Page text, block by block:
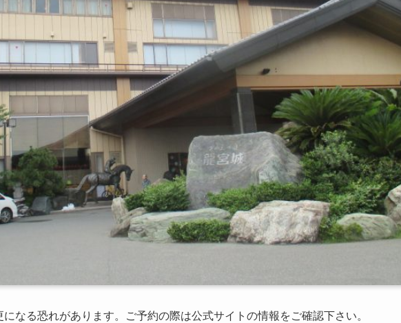
なる恐れがあります。ご予約の際は公式サイトの情報をご確認下さい。